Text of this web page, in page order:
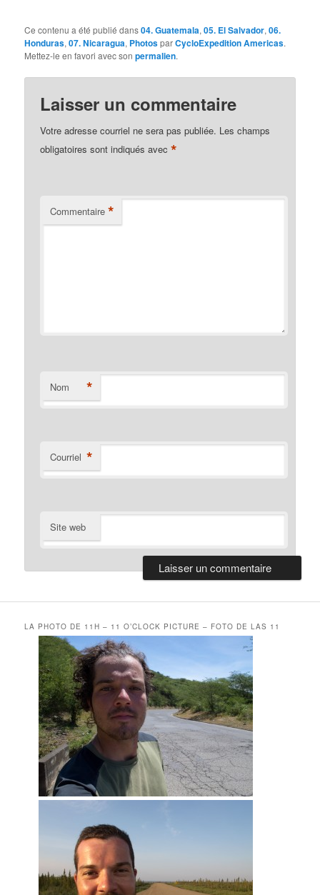
Ce contenu a été publié dans04. Guatemala,05. El Salvador,06.
Honduras,07. Nicaragua, PhotosparCycloExpedition Americas.
Mettez-le en favori avec sonpermalien.
Laisser un commentaire
Votre adresse courriel ne sera pas publiée. Les champs
obligatoires sont indiqués avec*
Commentaire *
Nom *
Courriel *
Site web
LA PHOTO DE 11H – 11 O’CLOCK PICTURE – FOTO DE LAS 11